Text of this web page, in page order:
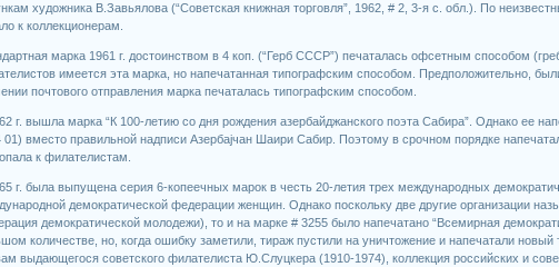
художника В.Завьялова (“Советская книжная торговля”, 1962, # 2, 3-я с. обл.). По
к коллекционерам.
марка 1961 г. достоинством в 4 коп. (“Герб СССР”) печаталась офсетным способом
имеется эта марка, но напечатанная типографским способом. Предположительно,
почтового отправления марка печаталась типографским способом.
г. вышла марка “К 100-летию со дня рождения азербайджанского поэта Сабира”. Однако ее
01) вместо правильной надписи Азербаjчан Шаири Сабир. Поэтому в срочном порядке
к филателистам.
г. была выпущена серия 6-копеечных марок в честь 20-летия трех международных
демократической федерации женщин. Однако поскольку две другие организации
демократической молодежи), то и на марке # 3255 было напечатано “Всемирная
количестве, но, когда ошибку заметили, тираж пустили на уничтожение и напечатали
выдающегося советского филателиста Ю.Слуцкера (1910-1974), коллекция российских и